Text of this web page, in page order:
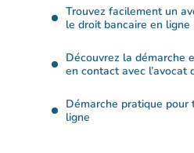
Trouvez facilement un
le droit bancaire en ligne
Découvrez la démarche
en contact avec l’avocat
Démarche pratique pour
ligne